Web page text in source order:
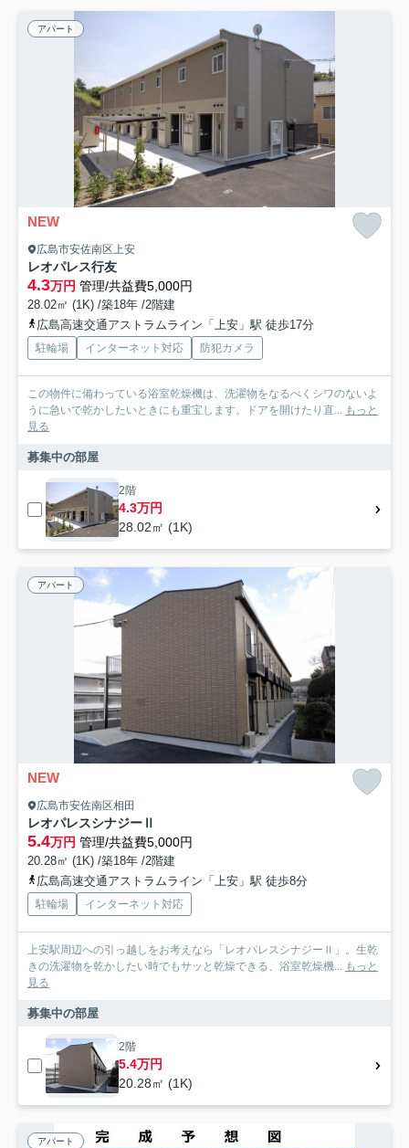
アパート
NEW
広島市安佐南区上安
レオパレス行友
4.3万円 管理/共益費5,000円
28.02㎡ (1K) /築18年 /2階建
広島高速交通アストラムライン「上安」駅 徒歩17分
駐輪場 インターネット対応 防犯カメラ
この物件に備わっている浴室乾燥機は、洗濯物をなるべくシワのないよ
うに急いで乾かしたいときにも重宝します。ドアを開けたり直... もっと
見る
募集中の部屋
2階
4.3万円
28.02㎡ (1K)
アパート
NEW
広島市安佐南区相田
レオパレスシナジーⅡ
5.4万円 管理/共益費5,000円
20.28㎡ (1K) /築18年 /2階建
広島高速交通アストラムライン「上安」駅 徒歩8分
駐輪場 インターネット対応
上安駅周辺への引っ越しをお考えなら「レオパレスシナジーⅡ」。生乾
きの洗濯物を乾かしたい時でもサッと乾燥できる、浴室乾燥機... もっと
見る
募集中の部屋
2階
5.4万円
20.28㎡ (1K)
アパート